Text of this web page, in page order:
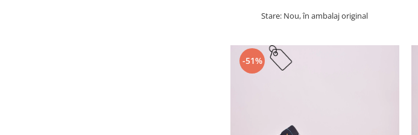
Stare: Nou, în ambalaj original
-51%